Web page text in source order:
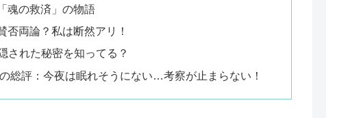
魂の救済」の物語
両論？私は断然アリ！
された秘密を知ってる？
総評：今夜は眠れそうにない…考察が止まらない！